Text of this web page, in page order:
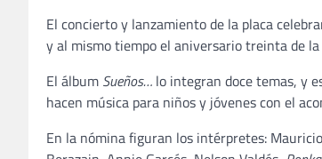
El concierto y lanzamiento de la placa
y al mismo tiempo el aniversario treinta de
El álbum Sueños… lo integran doce temas, y
hacen música para niños y jóvenes con el
En la nómina figuran los intérpretes: